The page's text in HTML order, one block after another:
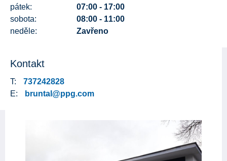
pátek:
07:00 - 17:00
sobota:
08:00 - 11:00
neděle:
Zavřeno
Kontakt
T:
737242828
E:
bruntal@ppg.com